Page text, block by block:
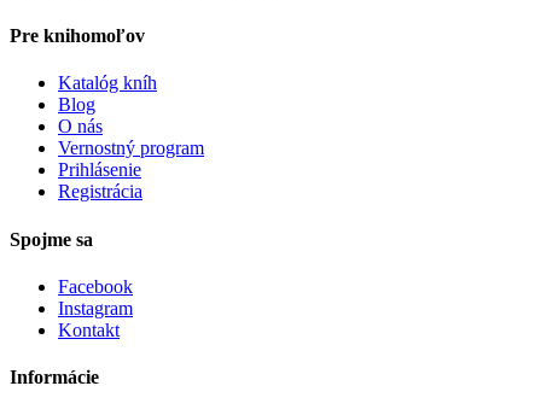
Pre knihomoľov
Katalóg kníh
Blog
O nás
Vernostný program
Prihlásenie
Registrácia
Spojme sa
Facebook
Instagram
Kontakt
Informácie